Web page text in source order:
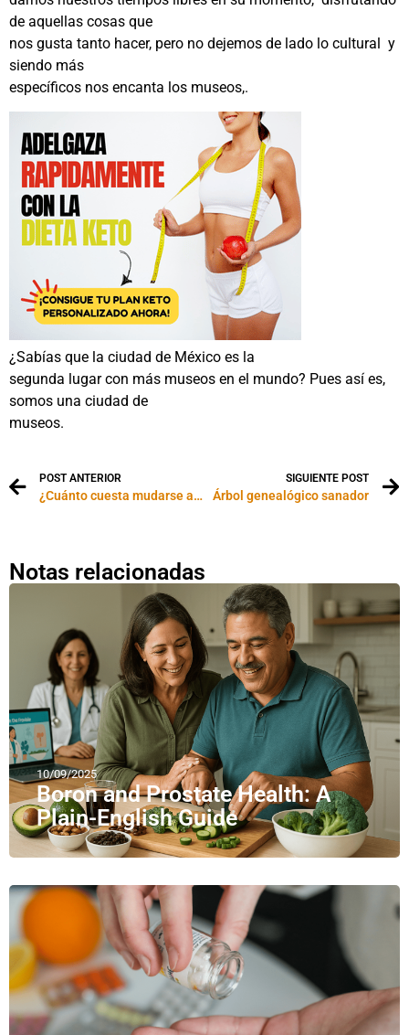
de aquellas cosas que
nos gusta tanto hacer, pero no dejemos de lado lo cultural y
siendo más
específicos nos encanta los museos,.
¿Sabías que la ciudad de México es la
segunda lugar con más museos en el mundo? Pues así es,
somos una ciudad de
museos.
POST ANTERIOR
¿Cuánto cuesta mudarse al extranjero?
SIGUIENTE POST
Árbol genealógico sanador
Notas relacionadas
10/09/2025
Boron and Prostate Health: A
Plain-English Guide